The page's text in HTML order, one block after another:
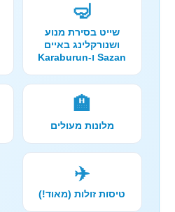
🤿
שייט בסירת מנוע
ושנורקלינג באיים
Sazan ו-Karaburun
🏨
מלונות מעולים
✈️
טיסות זולות (מאוד!)